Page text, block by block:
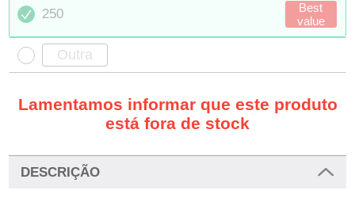
250
Best
value
Lamentamos informar que este produto
está fora de stock
DESCRIÇÃO